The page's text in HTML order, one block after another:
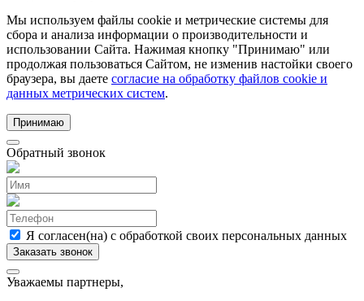
Мы используем файлы cookie и метрические системы для
сбора и анализа информации о производительности и
использовании Сайта. Нажимая кнопку "Принимаю" или
продолжая пользоваться Сайтом, не изменив настойки своего
браузера, вы даете согласие на обработку файлов cookie и
данных метрических систем.
Принимаю
Обратный звонок
Я согласен(на) с обработкой своих персональных данных
Уважаемы партнеры,